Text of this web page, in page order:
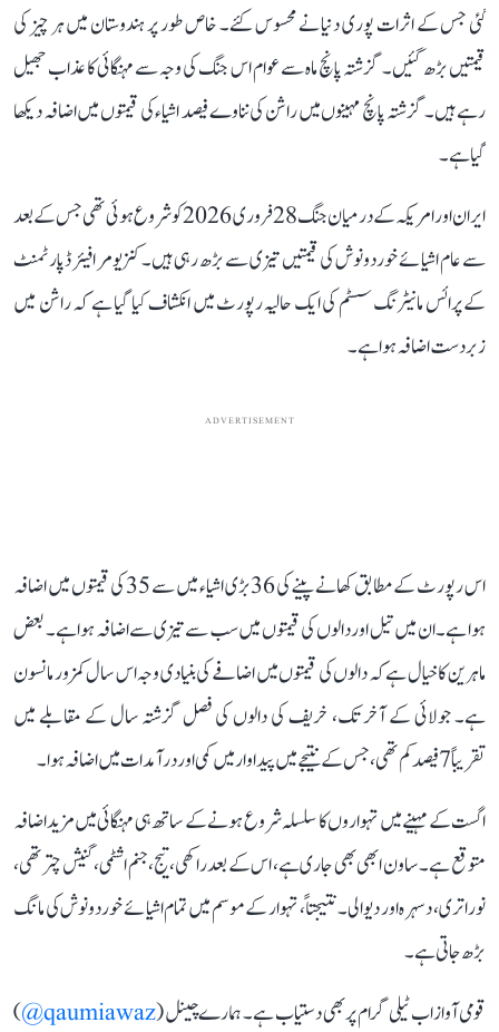
گئی جس کے اثرات پوری دنیا نے محسوس کئے۔ خاص طور پر ہندوستان میں ہر چیز کی
قیمتیں بڑھ گئیں۔ گزشتہ پانچ ماہ سے عوام اس جنگ کی وجہ سے مہنگائی کا عذاب جھیل
رہے ہیں۔ گزشتہ پانچ مہینوں میں راشن کی نناوے فیصد اشیاء کی قیمتوں میں اضافہ دیکھا
گیا ہے۔
ایران اور امریکہ کے درمیان جنگ 28 فروری 2026 کو شروع ہوئی تھی جس کے بعد
سے عام اشیائے خوردونوش کی قیمتیں تیزی سے بڑھ رہی ہیں۔ کنزیومر افیئر ڈپارٹمنٹ
کے پرائس مانیٹرنگ سسٹم کی ایک حالیہ رپورٹ میں انکشاف کیا گیا ہے کہ راشن میں
زبردست اضافہ ہوا ہے۔
ADVERTISEMENT
اس رپورٹ کے مطابق کھانے پینے کی 36 بڑی اشیاء میں سے 35 کی قیمتوں میں اضافہ
ہوا ہے۔ ان میں تیل اور دالوں کی قیمتوں میں سب سے تیزی سے اضافہ ہوا ہے۔ بعض
ماہرین کا خیال ہے کہ دالوں کی قیمتوں میں اضافے کی بنیادی وجہ اس سال کمزور مانسون
ہے۔ جولائی کے آخر تک، خریف کی دالوں کی فصل گزشتہ سال کے مقابلے میں
تقریباً 7 فیصد کم تھی، جس کے نتیجے میں پیداوار میں کمی اور درآمدات میں اضافہ ہوا۔
اگست کے مہینے میں تہواروں کا سلسلہ شروع ہونے کے ساتھ ہی مہنگائی میں مزید اضافہ
متوقع ہے۔ ساون ابھی بھی جاری ہے، اس کے بعد راکھی، تیج، جنم اشٹمی، گنیش چترتھی،
نوراتری، دسہرہ اور دیوالی۔ نتیجتاً، تہوار کے موسم میں تمام اشیائے خوردونوش کی مانگ
بڑھ جاتی ہے۔
قومی آواز اب ٹیلی گرام پر بھی دستیاب ہے۔ ہمارے چینل (qaumiawaz@
)